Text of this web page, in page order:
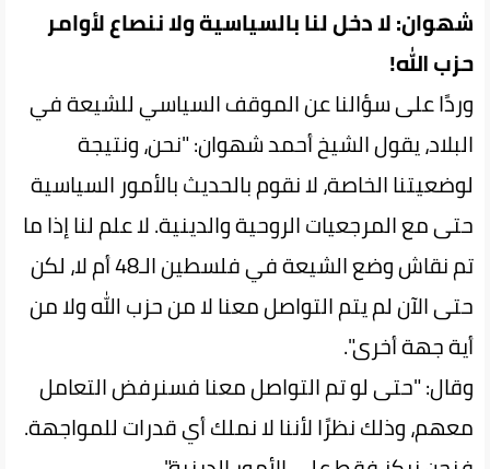
شهوان: لا دخل لنا بالسياسية ولا ننصاع لأوامر
حزب الله!
وردًا على سؤالنا عن الموقف السياسي للشيعة في
البلاد، يقول الشيخ أحمد شهوان: "نحن، ونتيجة
لوضعيتنا الخاصة، لا نقوم بالحديث بالأمور السياسية
حتى مع المرجعيات الروحية والدينية. لا علم لنا إذا ما
تم نقاش وضع الشيعة في فلسطين الـ48 أم لا، لكن
حتى الآن لم يتم التواصل معنا لا من حزب الله ولا من
أية جهة أخرى".
وقال: "حتى لو تم التواصل معنا فسنرفض التعامل
معهم، وذلك نظرًا لأننا لا نملك أي قدرات للمواجهة.